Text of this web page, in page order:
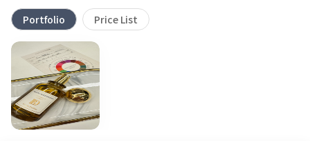
Portfolio Price List